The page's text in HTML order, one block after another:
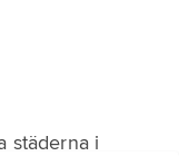
städerna i